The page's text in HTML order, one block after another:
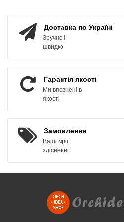
Доставка по Україні
Зручно і
швидко
Гарантія якості
Ми впевнені в
якості
Замовлення
Ваші мрії
здісненні